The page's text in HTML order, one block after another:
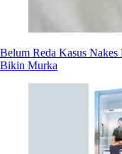
Belum Reda Kasus
Bikin Murka